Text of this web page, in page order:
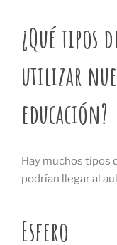
¿Qué tipos
utilizar
educación?
Hay muchos tipos
podrían llegar al
Esfero